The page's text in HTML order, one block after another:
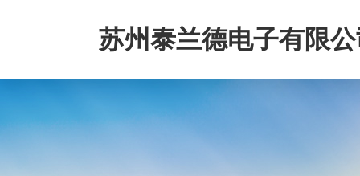
苏州泰兰德电子有限